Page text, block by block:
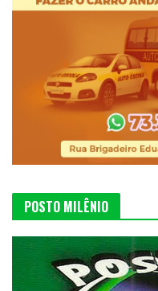
POSTO MILÊNIO